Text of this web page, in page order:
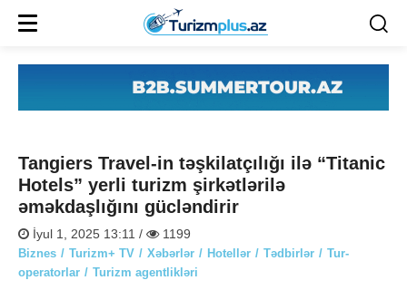
Tangiers Travel-in təşkilatçılığı ilə “Titanic
Hotels” yerli turizm şirkətlərilə
əməkdaşlığını gücləndirir
İyul 1, 2025 13:11 / 1199
Biznes Turizm+ TV Xəbərlər Hotellər Tədbirlər
Tur-
operatorlar
Turizm agentlikləri